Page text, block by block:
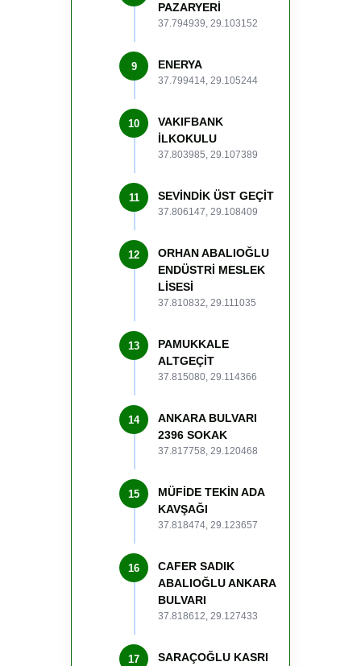
PAZARYERİ
37.794939, 29.103152
9 ENERYA
37.799414, 29.105244
10
VAKIFBANK
İLKOKULU
37.803985, 29.107389
11 SEVİNDİK ÜST GEÇİT
37.806147, 29.108409
12
ORHAN ABALIOĞLU
ENDÜSTRİ MESLEK
LİSESİ
37.810832, 29.111035
13
PAMUKKALE
ALTGEÇİT
37.815080, 29.114366
14
ANKARA BULVARI
2396 SOKAK
37.817758, 29.120468
15
MÜFİDE TEKİN ADA
KAVŞAĞI
37.818474, 29.123657
16
CAFER SADIK
ABALIOĞLU ANKARA
BULVARI
37.818612, 29.127433
17 SARAÇOĞLU KASRI